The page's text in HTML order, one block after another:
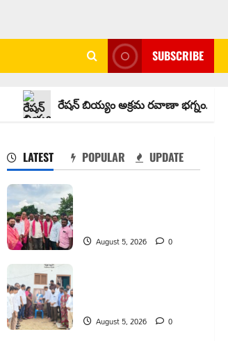
SUBSCRIBE
రేషన్ బియ్యం అక్రమ రవాణా భగ్నం.. లారీ స్వాధీనం”
LATEST POPULAR UPDATE
August 5, 2026 0
August 5, 2026 0